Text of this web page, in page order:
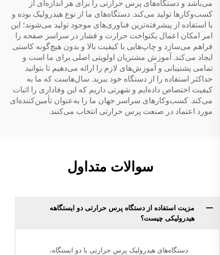
می‌باشد و دستگاه‌های پرس حرارتی را برای هر اندازه‌ای از
کسب‌وکارها تولید می‌کند. دستگاه‌های ما از نوع هیدرولیک بوده و
با استفاده از پیشرفته‌ترین فناوری‌های موجود تولید می‌شوند؛ این
امر امکان اعمال یکنواخت حرارت و فشار در سراسر صفحه را
فراهم می‌سازد و چاپ‌هایی با کیفیت بالا و بدون هیچ‌گونه کاستی
ایجاد می‌کند. آموزش مشتریان اولویتی اصلی برای ما است و
تمامی پشتیبانی و آموزش‌های لازم را ارائه می‌دهیم تا بتوانید
حداکثر استفاده را از دستگاه خود ببرید. سال‌هاست که ما به
کیفیت اختصاص داده‌ایم و شهرتی داریم که این وفاداری را اثبات
می‌کند. کسب‌وکارهای سراسر جهان ما را به‌عنوان تأمین‌کننده‌ای
مورد اعتماد در صنعت پرس حرارتی انتخاب می‌کنند.
سوالات متداول
مزیت استفاده از دستگاه پرس حرارتی دو ایستگاهه
هیدرولیکی چیست؟
دستگاه‌های هیدرولیک پرس حرارتی با دو ایستگاه،